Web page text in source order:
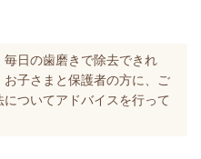
日の歯磨きで除去できれ
子さまと保護者の方に、ご
ついてアドバイスを行って